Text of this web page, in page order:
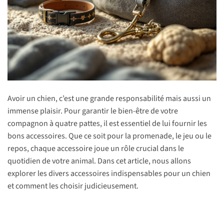
Avoir un chien, c’est une grande responsabilité mais aussi un
immense plaisir. Pour garantir le bien-être de votre
compagnon à quatre pattes, il est essentiel de lui fournir les
bons accessoires. Que ce soit pour la promenade, le jeu ou le
repos, chaque accessoire joue un rôle crucial dans le
quotidien de votre animal. Dans cet article, nous allons
explorer les divers accessoires indispensables pour un chien
et comment les choisir judicieusement.